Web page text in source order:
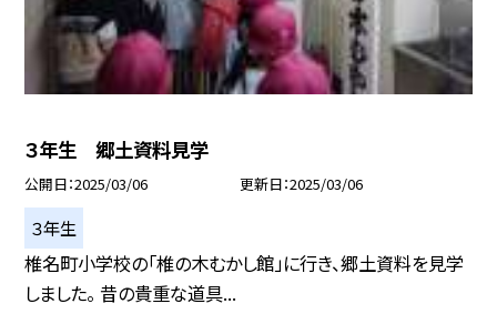
３年生 郷土資料見学
公開日 2025/03/06 更新日 2025/03/06
３年生
椎名町小学校の「椎の木むかし館」に行き、郷土資料を見学
しました。 昔の貴重な道具...